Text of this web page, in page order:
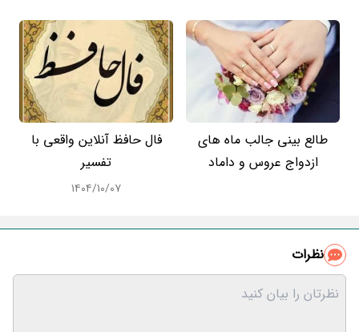
طالع بینی جالب ماه های
ازدواج عروس و داماد
فال حافظ آنلاین واقعی با
تفسیر
۱۴۰۴/۱۰/۰۷
نظرات